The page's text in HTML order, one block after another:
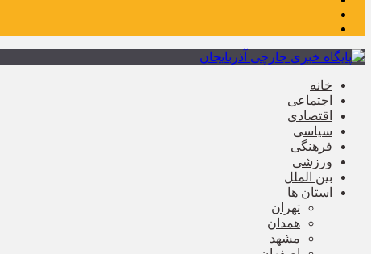
خانه
اجتماعی
اقتصادی
سیاسی
فرهنگی
ورزشی
بین الملل
استان ها
تهران
همدان
مشهد